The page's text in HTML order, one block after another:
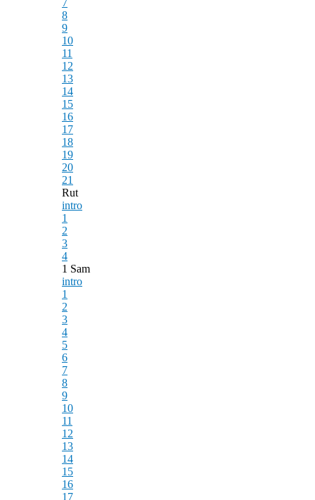
7
8
9
10
11
12
13
14
15
16
17
18
19
20
21
Rut
intro
1
2
3
4
1 Sam
intro
1
2
3
4
5
6
7
8
9
10
11
12
13
14
15
16
17